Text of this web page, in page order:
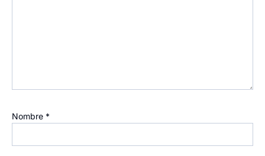
Nombre *